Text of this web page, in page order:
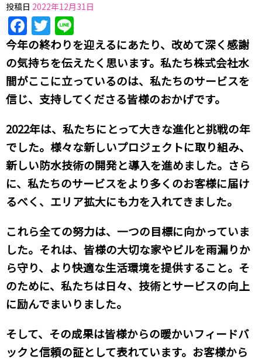
投稿日 2022年12月31日
Facebook
Twitter
今年の終わりを迎えるにあたり、改めて深く感謝
の気持ちを伝えたく思います。私たち株式会社水
間がここに立っているのは、私たちのサービスを
信じ、支持してくださる皆様のおかげです。
2022年は、私たちにとって大きな進化と挑戦の年
でした。様々な新しいプロジェクトに取り組み、
新しい防水技術の開発と導入を進めました。さら
に、私たちのサービスをより多くのお客様に届け
るべく、エリア拡大にも力を入れてきました。
これら全ての努力は、一つの目標に向かっていま
した。それは、皆様の大切な家やビルを雨漏りか
ら守り、より快適な生活環境を提供すること。そ
のために、私たちは日々、技術とサービスの向上
に励んでまいりました。
そして、その成果は皆様からの暖かいフィードバ
ックと信頼の証として表れています。お客様から